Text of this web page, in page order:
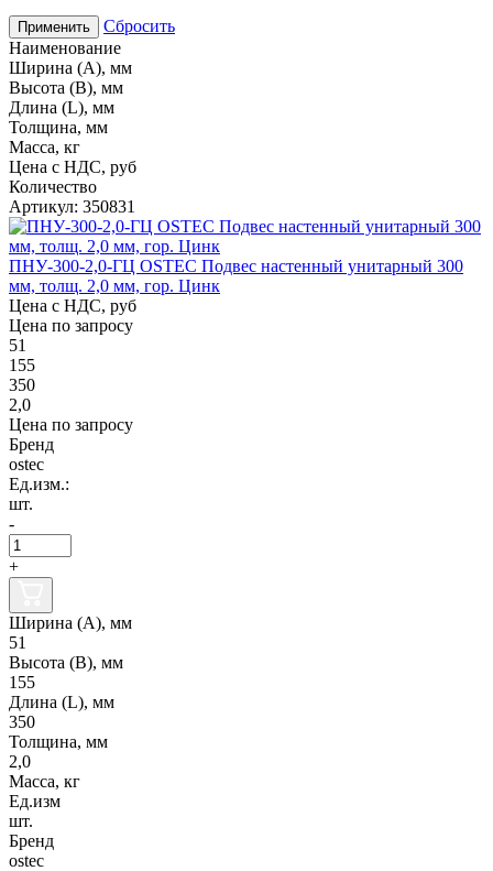
Применить
Сбросить
Наименование
Ширина (А), мм
Высота (В), мм
Длина (L), мм
Толщина, мм
Масса, кг
Цена с НДС, руб
Количество
Артикул: 350831
ПНУ-300-2,0-ГЦ OSTEC Подвес настенный унитарный 300
мм, толщ. 2,0 мм, гор. Цинк
Цена с НДС, руб
Цена по запросу
51
155
350
2,0
Цена по запросу
Бренд
ostec
Ед.изм.:
шт.
-
+
Ширина (А), мм
51
Высота (В), мм
155
Длина (L), мм
350
Толщина, мм
2,0
Масса, кг
Ед.изм
шт.
Бренд
ostec